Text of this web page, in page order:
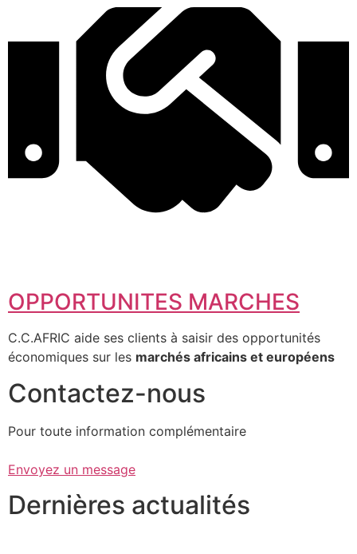
OPPORTUNITES MARCHES
C.C.AFRIC aide ses clients à saisir des opportunités
économiques sur les marchés africains et européens
Contactez-nous
Pour toute information complémentaire
Envoyez un message
Dernières actualités